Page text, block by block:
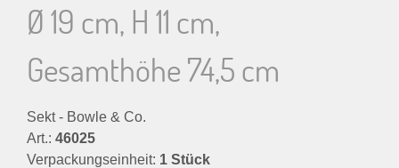
Ø 19 cm, H 11 cm,
Gesamthöhe 74,5 cm
Sekt - Bowle & Co.
Art.: 46025
Verpackungseinheit: 1 Stück